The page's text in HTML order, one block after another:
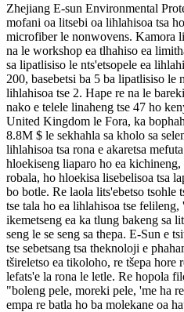
Zhejiang E-sun Environmental
mofani oa litsebi oa lihlahisoa tsa
microfiber le nonwovens. Kamora
na le workshop ea tlhahiso ea
sa lipatlisiso le nts'etsopele ea
200, basebetsi ba 5 ba lipatlisiso le
lihlahisoa tse 2. Hape re na le
nako e telele linaheng tse 47 ho
United Kingdom le Fora, ka
8.8M $ le sekhahla sa kholo sa
lihlahisoa tsa rona e akaretsa
hloekiseng liaparo ho ea
robala, ho hloekisa lisebelisoa tsa
bo botle. Re laola lits'ebetso tsohle
tse tala ho ea lihlahisoa tse
ikemetseng ea ka tlung bakeng sa
seng le se seng sa thepa. E-Sun e
tse sebetsang tsa theknoloji e
tšireletso ea tikoloho, re tšepa hore
lefats'e la rona le letle. Re hopola
"boleng pele, moreki pele, 'me ha
empa re batla ho ba molekane oa